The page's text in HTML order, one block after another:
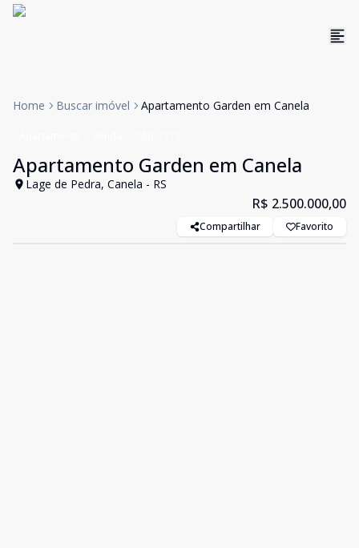
Home Buscar imóvel Apartamento Garden em Canela
Apartamento Garden em Canela
Lage de Pedra, Canela - RS
R$ 2.500.000,00
Compartilhar Favorito